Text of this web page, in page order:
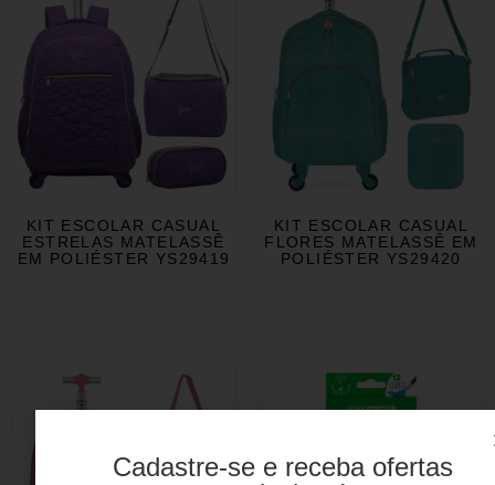
KIT ESCOLAR CASUAL
ESTRELAS MATELASSÊ
EM POLIÉSTER YS29419
KIT ESCOLAR CASUAL
FLORES MATELASSÊ EM
POLIÉSTER YS29420
Cadastre-se e receba ofertas